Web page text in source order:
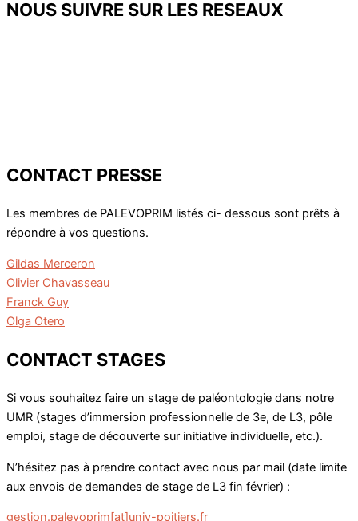
NOUS SUIVRE SUR LES RESEAUX
CONTACT PRESSE
Les membres de PALEVOPRIM listés ci- dessous sont prêts à
répondre à vos questions.
Gildas Merceron
Olivier Chavasseau
Franck Guy
Olga Otero
CONTACT STAGES
Si vous souhaitez faire un stage de paléontologie dans notre
UMR (stages d’immersion professionnelle de 3e, de L3, pôle
emploi, stage de découverte sur initiative individuelle, etc.).
N’hésitez pas à prendre contact avec nous par mail (date limite
aux envois de demandes de stage de L3 fin février) :
gestion.palevoprim[at]univ-poitiers.fr